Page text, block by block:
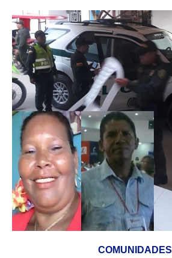
COMUNIDADES